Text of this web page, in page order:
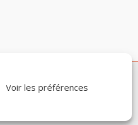
Voir les préférences